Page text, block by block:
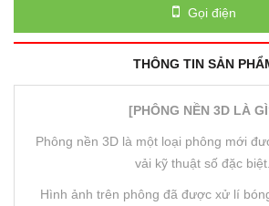
Gọi điện
THÔNG TIN SẢN
[PHÔNG NỀN 3D LÀ
Phông nền 3D là một loại phông mới
vải kỹ thuật số đặc biệt.
Hình ảnh trên phông đã được xử lí